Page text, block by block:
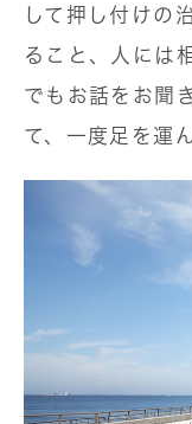
して押し付けの
ること、人には
でもお話をお聞
て、一度足を運